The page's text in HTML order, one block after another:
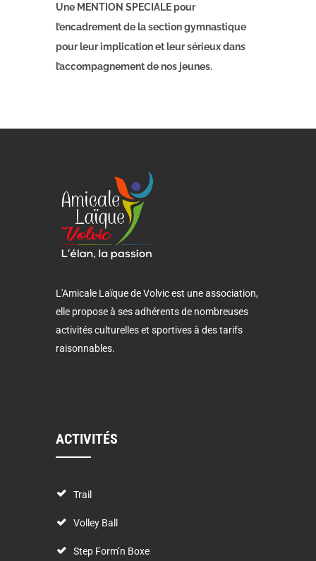
Une MENTION SPECIALE pour
l’encadrement de la section gymnastique
pour leur implication et leur sérieux dans
l’accompagnement de nos jeunes.
L'Amicale Laïque de Volvic est une association,
elle propose à ses adhérents de nombreuses
activités culturelles et sportives à des tarifs
raisonnables.
ACTIVITÉS
Trail
Volley Ball
Step Form’n Boxe